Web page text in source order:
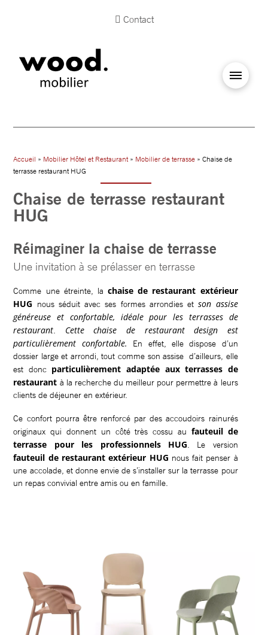
Contact
Accueil » Mobilier Hôtel et Restaurant» Mobilier de terrasse » Chaise de
terrasse restaurant HUG
Chaise de terrasse restaurant
HUG
Réimaginer la chaise de terrasse
Une invitation à se prélasser en terrasse
Comme une étreinte, lachaise de restaurant extérieur
HUG nous séduit avec ses formes arrondies etson assise
généreuse et confortable, idéale pour les terrasses de
restaurant
Cette chaise de restaurant design est
particulièrement confortable. En effet, elle dispose d’un
dossier large et arrondi, tout comme son assise d’ailleurs, elle
est donc particulièrement adaptée aux terrasses de
restaurant à la recherche du meilleur pour permettre à leurs
clients de déjeuner en extérieur.
Ce confort pourra être renforcé par des accoudoirs rainurés
originaux qui donnent un côté très cossu au fauteuil de
terrasse pour les professionnels HUG. Le version
fauteuil de restaurant extérieur HUG nous fait penser à
une accolade, et donne envie de s’installer sur la terrasse pour
un repas convivial entre amis ou en famille.